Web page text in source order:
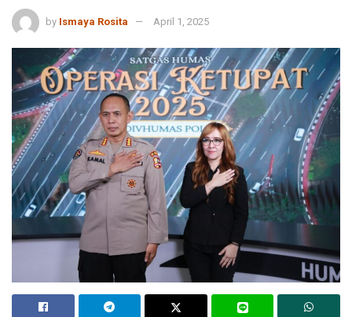
by Ismaya Rosita April 1, 2025